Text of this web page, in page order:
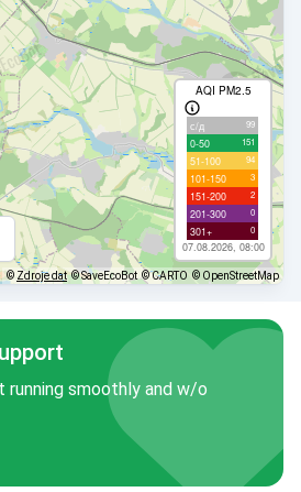
AQI PM2.5
с/д 99
0-50 151
51-100 94
101-150 3
151-200 2
201-300 0
301+ 0
07.08.2026, 08:00
© Zdroje dat © SaveEcoBot © CARTO © OpenStreetMap
running smoothly and w/o